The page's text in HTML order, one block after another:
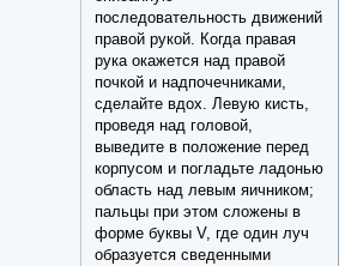
последовательность движений
правой рукой. Когда правая
рука окажется над правой
почкой и надпочечниками,
сделайте вдох. Левую кисть,
проведя над головой,
выведите в положение перед
корпусом и погладьте ладонью
область над левым яичником;
пальцы при этом сложены в
форме буквы V, где один луч
образуется сведенными